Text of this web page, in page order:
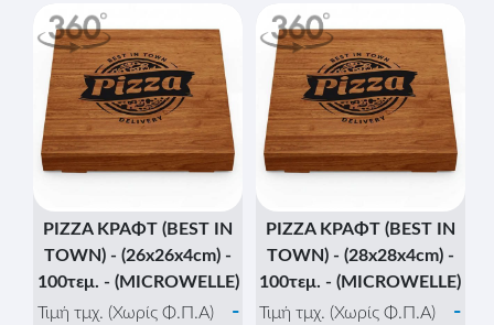
PIZZA ΚΡΑΦΤ (BEST IN
TOWN) - (26x26x4cm) -
100τεμ. - (MICROWELLE)
Τιμή τμχ. (Χωρίς Φ.Π.Α)
-
PIZZA ΚΡΑΦΤ (BEST IN
TOWN) - (28x28x4cm) -
100τεμ. - (MICROWELLE)
Τιμή τμχ. (Χωρίς Φ.Π.Α)
-